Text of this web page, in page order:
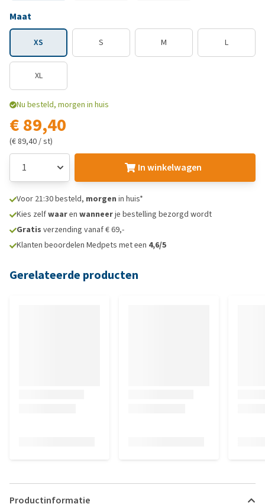
Maat
XS S M L
XL
Nu besteld, morgen in huis
€ 89,40
(€ 89,40 / st)
In winkelwagen
Voor 21:30 besteld, morgen in huis*
Kies zelfwaaren wanneerje bestelling bezorgd wordt
Gratis verzending vanaf € 69,-
Klanten beoordelen Medpets met een 4,6/5
Gerelateerde producten
Productinformatie